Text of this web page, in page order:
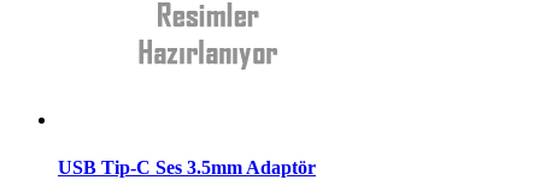
USB Tip-C Ses 3.5mm Adaptör